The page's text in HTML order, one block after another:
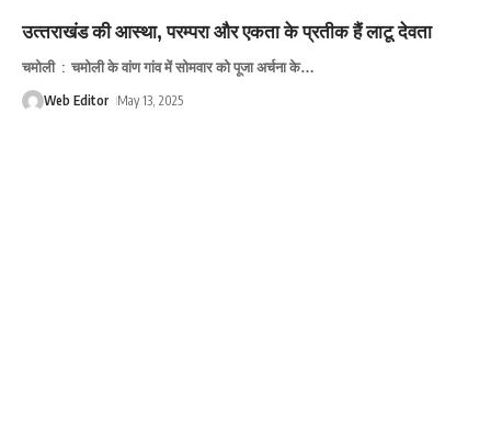
उत्‍तराखंड की आस्था, परम्परा और एकता के प्रतीक हैं लाटू देवता
चमोली : चमोली के वांण गांव में सोमवार को पूजा अर्चना के…
Web Editor May 13, 2025